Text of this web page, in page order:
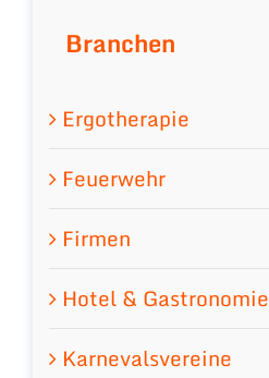
Branchen
Ergotherapie
Feuerwehr
Firmen
Hotel & Gastronomie
Karnevalsvereine